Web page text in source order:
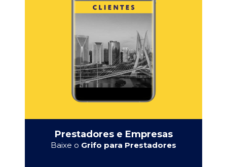
Prestadores e Empresas
Baixe o Grifo para Prestadores